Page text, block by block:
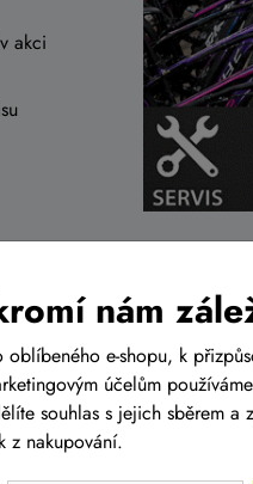
akci
nám
oblíbeného e-shopu, k
účelům
souhlas s jejich sběrem a
z nakupování.